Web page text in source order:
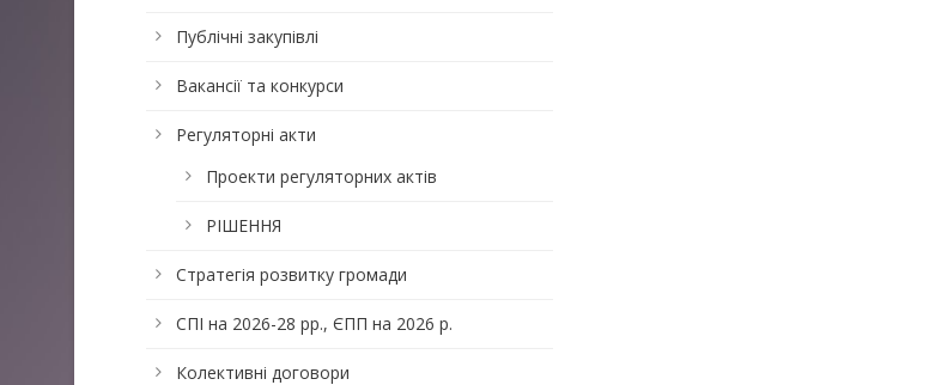
Публічні закупівлі
Вакансії та конкурси
Регуляторні акти
Проекти регуляторних актів
РІШЕННЯ
Стратегія розвитку громади
СПІ на 2026-28 рр., ЄПП на 2026 р.
Колективні договори